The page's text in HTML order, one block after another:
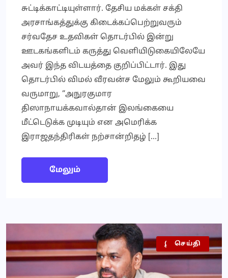
சுட்டிக்காட்டியுள்ளார். தேசிய மக்கள் சக்தி
அரசாங்கத்துக்கு கிடைக்கப்பெற்றுவரும்
சர்வதேச உதவிகள் தொடர்பில் இன்று
ஊடகங்களிடம் கருத்து வெளியிடுகையிலேயே
அவர் இந்த விடயத்தை குறிப்பிட்டார். இது
தொடர்பில் விமல் வீரவன்ச மேலும் கூறியவை
வருமாறு, “அநுரகுமார
திஸாநாயக்கவால்தான் இலங்கையை
மீட்டெடுக்க முடியும் என அமெரிக்க
இராஜதந்திரிகள் நற்சான்றிதழ் […]
மேலும்
அரசியல்
இலங்கை
செய்தி